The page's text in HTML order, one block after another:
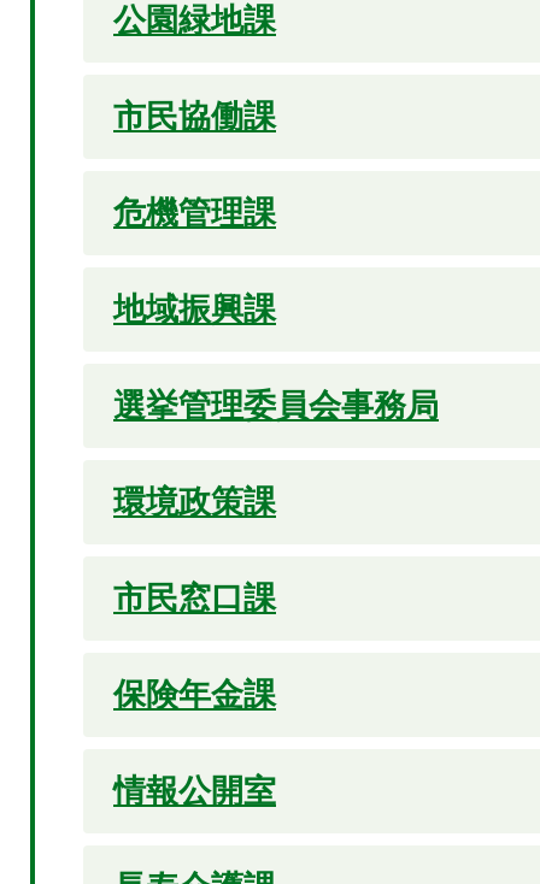
公園緑地課
市民協働課
危機管理課
地域振興課
選挙管理委員会事務局
環境政策課
市民窓口課
保険年金課
情報公開室